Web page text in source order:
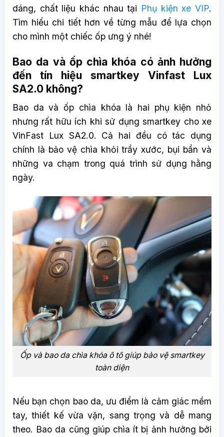
dáng, chất liệu khác nhau tại Phụ kiện xe VIP.
Tìm hiểu chi tiết hơn về từng mẫu để lựa chọn
cho mình một chiếc ốp ưng ý nhé!
Bao da và ốp chìa khóa có ảnh hưởng
đến tín hiệu smartkey Vinfast Lux
SA2.0 không?
Bao da và ốp chìa khóa là hai phụ kiện nhỏ
nhưng rất hữu ích khi sử dụng smartkey cho xe
VinFast Lux SA2.0. Cả hai đều có tác dụng
chính là bảo vệ chìa khỏi trầy xước, bụi bẩn và
những va chạm trong quá trình sử dụng hằng
ngày.
Ốp và bao da chìa khóa ô tô giúp bảo vệ smartkey
toàn diện
Nếu bạn chọn bao da, ưu điểm là cảm giác mềm
tay, thiết kế vừa vặn, sang trọng và dễ mang
theo. Bao da cũng giúp chìa ít bị ảnh hưởng bởi